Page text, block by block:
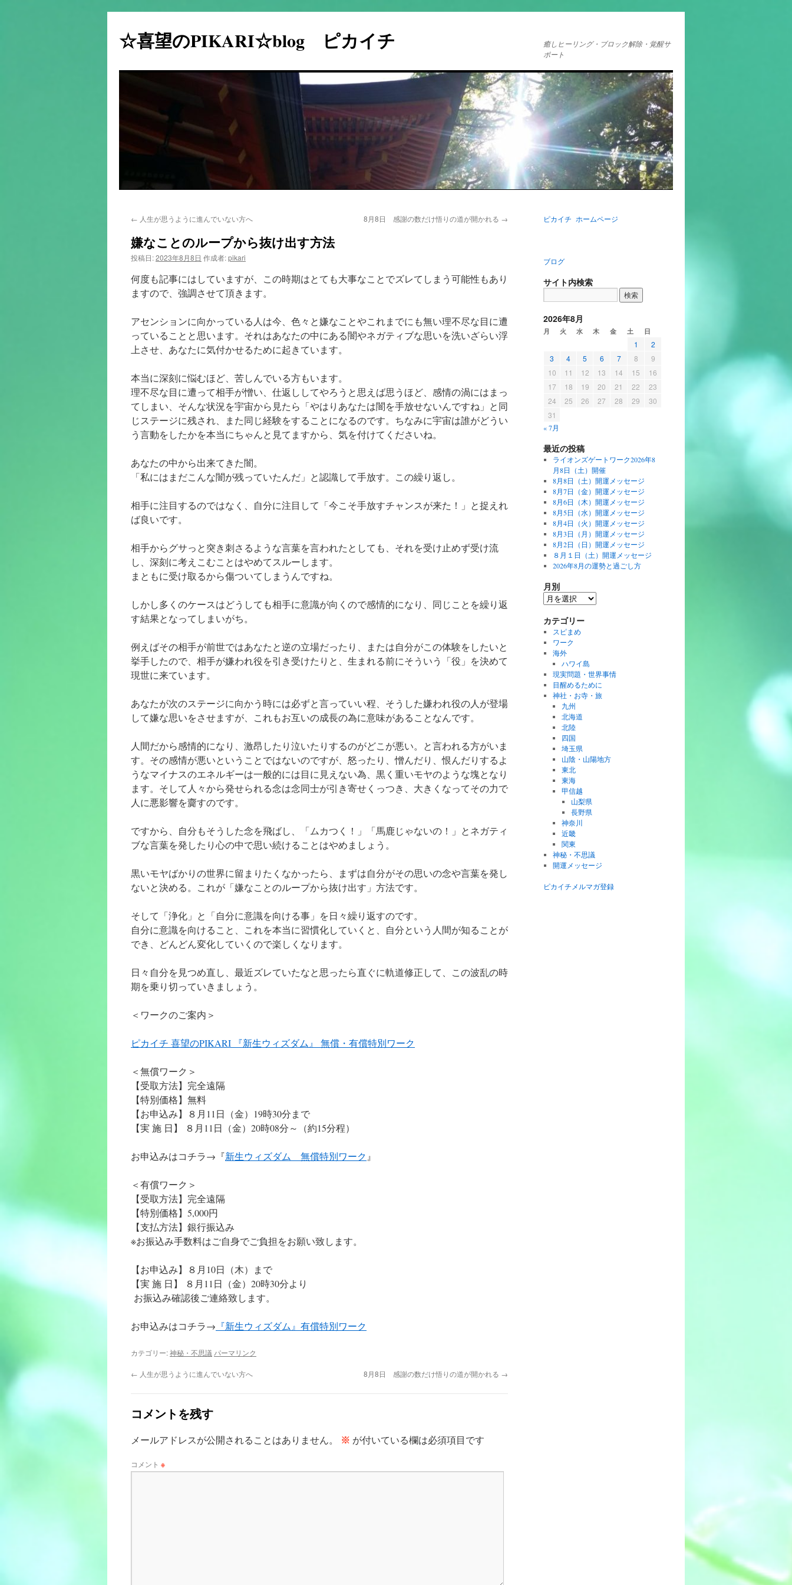
☆喜望のPIKARI☆blog ピカイチ
癒しヒーリング・ブロック解除・覚醒サ
ポート
テ
ッ
← 人生が思うように進んでいない方へ 8月8日 感謝の数だけ悟りの道が開かれる →
嫌なことのループから抜け出す方法
投稿日:2023年8月8日 作成者:pikari
何度も記事にはしていますが、この時期はとても大事なことでズレてしまう可能性もあり
ますので、強調させて頂きます。
アセンションに向かっている人は今、色々と嫌なことやこれまでにも無い理不尽な目に遭
っていることと思います。それはあなたの中にある闇やネガティブな思いを洗いざらい浮
上させ、あなたに気付かせるために起きています。
本当に深刻に悩むほど、苦しんでいる方もいます。
理不尽な目に遭って相手が憎い、仕返ししてやろうと思えば思うほど、感情の渦にはまっ
てしまい、そんな状況を宇宙から見たら「やはりあなたは闇を手放せないんですね」と同
じステージに残され、また同じ経験をすることになるのです。ちなみに宇宙は誰がどうい
う言動をしたかを本当にちゃんと見てますから、気を付けてくださいね。
あなたの中から出来てきた闇。
「私にはまだこんな闇が残っていたんだ」と認識して手放す。この繰り返し。
相手に注目するのではなく、自分に注目して「今こそ手放すチャンスが来た！」と捉えれ
ば良いです。
相手からグサっと突き刺さるような言葉を言われたとしても、それを受け止めず受け流
し、深刻に考えこむことはやめてスルーします。
まともに受け取るから傷ついてしまうんですね。
しかし多くのケースはどうしても相手に意識が向くので感情的になり、同じことを繰り返
す結果となってしまいがち。
例えばその相手が前世ではあなたと逆の立場だったり、または自分がこの体験をしたいと
挙手したので、相手が嫌われ役を引き受けたりと、生まれる前にそういう「役」を決めて
現世に来ています。
あなたが次のステージに向かう時には必ずと言っていい程、そうした嫌われ役の人が登場
して嫌な思いをさせますが、これもお互いの成長の為に意味があることなんです。
人間だから感情的になり、激昂したり泣いたりするのがどこが悪い。と言われる方がいま
す。その感情が悪いということではないのですが、怒ったり、憎んだり、恨んだりするよ
うなマイナスのエネルギーは一般的には目に見えない為、黒く重いモヤのような塊となり
ます。そして人々から発せられる念は念同士が引き寄せくっつき、大きくなってその力で
人に悪影響を齎すのです。
ですから、自分もそうした念を飛ばし、「ムカつく！」「馬鹿じゃないの！」とネガティ
ブな言葉を発したり心の中で思い続けることはやめましょう。
黒いモヤばかりの世界に留まりたくなかったら、まずは自分がその思いの念や言葉を発し
ないと決める。これが「嫌なことのループから抜け出す」方法です。
そして「浄化」と「自分に意識を向ける事」を日々繰り返すのです。
自分に意識を向けること、これを本当に習慣化していくと、自分という人間が知ることが
でき、どんどん変化していくので楽しくなります。
日々自分を見つめ直し、最近ズレていたなと思ったら直ぐに軌道修正して、この波乱の時
期を乗り切っていきましょう。
＜ワークのご案内＞
ピカイチ 喜望のPIKARI 『新生ウィズダム』 無償・有償特別ワーク
＜無償ワーク＞
【受取方法】完全遠隔
【特別価格】無料
【お申込み】８月11日（金）19時30分まで
【実 施 日】 ８月11日（金）20時08分～（約15分程）
​お申込みはコチラ→『新生ウィズダム 無償特別ワーク 』
＜有償ワーク＞
【受取方法】完全遠隔
【特別価格】5,000円
【支払方法】銀行振込み
​※お振込み手数料はご自身でご負担をお願い致します。
【お申込み】８月10日（木）まで
【実 施 日】 ８月11日（金）20時30分より
お振込み確認後ご連絡致します。
お申込みはコチラ→ 『新生ウィズダム』有償特別ワーク
カテゴリー:神秘・不思議 パーマリンク
← 人生が思うように進んでいない方へ 8月8日 感謝の数だけ悟りの道が開かれる →
コメントを残す
メールアドレスが公開されることはありません。 ※ が付いている欄は必須項目です
コメント ※
ピカイチ ホームページ
ブログ
サイト内検索
2026年8月
月 火 水 木 金 土 日
1
2
3
4 5 6 7 8
9
10
11 12 13 14 15
16
17
18 19 20 21 22
23
24
25 26 27 28 29
30
31
« 7月
最近の投稿
ライオンズゲートワーク2026年8
月8日（土）開催
8月8日（土）開運メッセージ
8月7日（金）開運メッセージ
8月6日（木）開運メッセージ
8月5日（水）開運メッセージ
8月4日（火）開運メッセージ
8月3日（月）開運メッセージ
8月2日（日）開運メッセージ
８月１日（土）開運メッセージ
2026年8月の運勢と過ごし方
月別
月
別
カテゴリー
スピまめ
ワーク
海外
ハワイ島
現実問題・世界事情
目醒めるために
神社・お寺・旅
九州
北海道
北陸
四国
埼玉県
山陰・山陽地方
東北
東海
甲信越
山梨県
長野県
神奈川
近畿
関東
神秘・不思議
開運メッセージ
ピカイチメルマガ登録